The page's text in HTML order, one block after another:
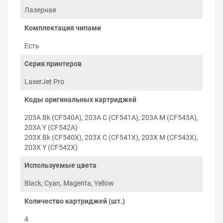
Как печатать экономно
Новый картридж HP Color LaserJet Pro MFP M280nw
расходуется при печати. Через время тонер
центре или дома при помощи видео-инструкций. После
Лазерная
Комплектация чипами
Есть
Серия принтеров
LaserJet Pro
Коды оригинальных картриджей
203A Bk (CF540A), 203A C (CF541A), 203A M (CF543A),
203A Y (CF542A)
203X Bk (CF540X), 203X C (CF541X), 203X M (CF543X),
203X Y (CF542X)
Используемые цвета
Black, Cyan, Magenta, Yellow
Количество картриджей (шт.)
4